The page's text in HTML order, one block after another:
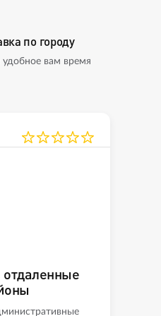
по городу
удобное вам время
отдаленные